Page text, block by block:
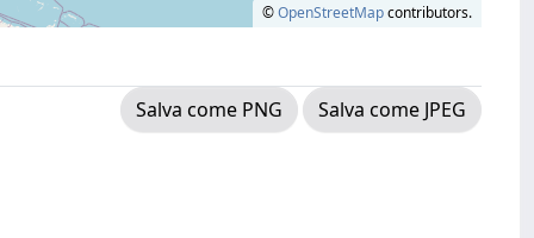
©OpenStreetMapcontributors.
Salva come PNG Salva come JPEG